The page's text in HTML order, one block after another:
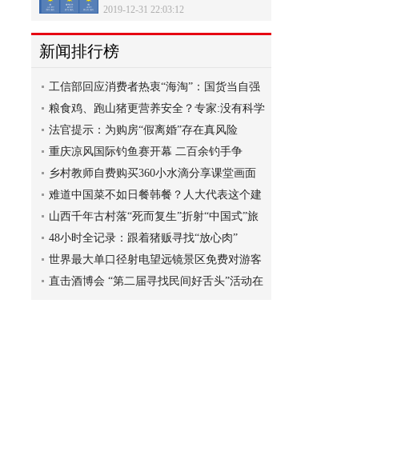
2019-12-31 22:03:12
新闻排行榜
工信部回应消费者热衷“海淘”：国货当自强
粮食鸡、跑山猪更营养安全？专家:没有科学
根据
法官提示：为购房“假离婚”存在真风险
重庆凉风国际钓鱼赛开幕 二百余钓手争
当“钓鱼王
乡村教师自费购买360小水滴分享课堂画面
难道中国菜不如日餐韩餐？人大代表这个建
议我点
山西千年古村落“死而复生”折射“中国式”旅
游
48小时全记录：跟着猪贩寻找“放心肉”
世界最大单口径射电望远镜景区免费对游客
开放
直击酒博会 “第二届寻找民间好舌头”活动在